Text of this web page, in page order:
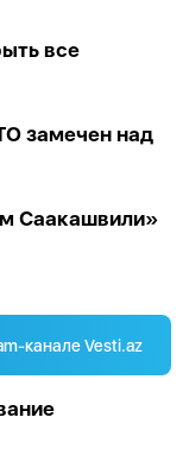
все
замечен над
Саакашвили»
канале Vesti.az